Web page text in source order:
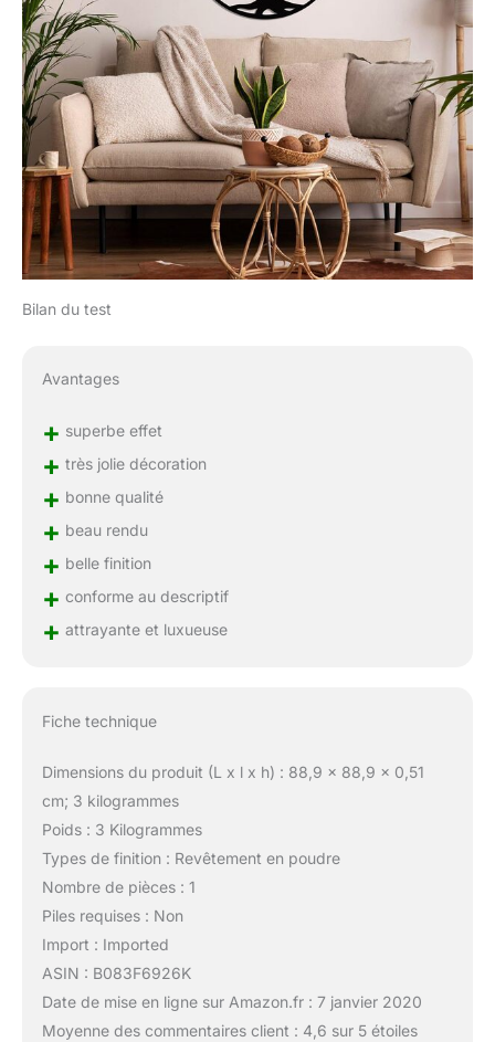
Bilan du test
Avantages
+ superbe effet
+ très jolie décoration
+ bonne qualité
+ beau rendu
+ belle finition
+ conforme au descriptif
+ attrayante et luxueuse
Fiche technique
Dimensions du produit (L x l x h) : 88,9 x 88,9 x 0,51
cm; 3 kilogrammes
Poids : 3 Kilogrammes
Types de finition : Revêtement en poudre
Nombre de pièces : 1
Piles requises : Non
Import : Imported
ASIN : B083F6926K
Date de mise en ligne sur Amazon.fr : 7 janvier 2020
Moyenne des commentaires client : 4,6 sur 5 étoiles